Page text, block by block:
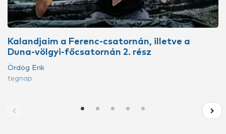
Kalandjaim a Ferenc-csatornán, illetve a
Duna-völgyi-főcsatornán 2. rész
Ördög Erik
tegnap